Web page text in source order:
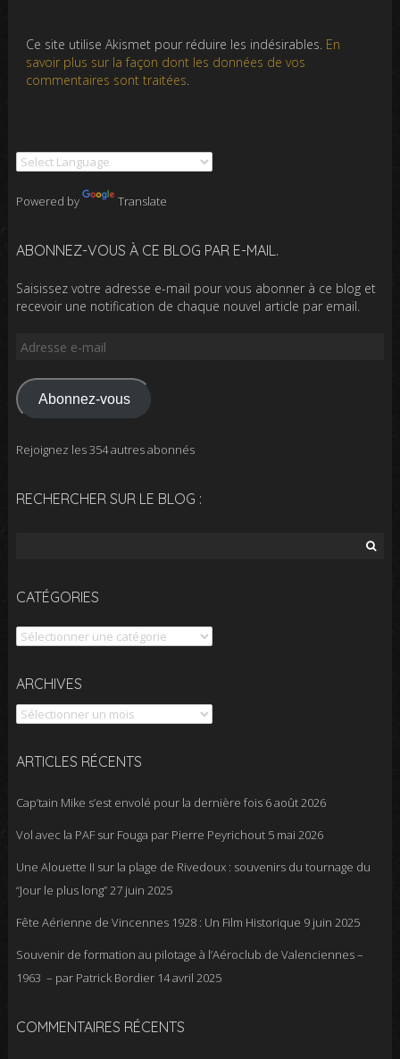
Ce site utilise Akismet pour réduire les indésirables. En
savoir plus sur la façon dont les données de vos
commentaires sont traitées.
Powered by Translate
ABONNEZ-VOUS À CE BLOG PAR E-MAIL.
Saisissez votre adresse e-mail pour vous abonner à ce blog et
recevoir une notification de chaque nouvel article par email.
Adresse
mail
Abonnez-vous
Rejoignez les 354 autres abonnés
RECHERCHER SUR LE BLOG :
CATÉGORIES
Catégories
ARCHIVES
Archives
ARTICLES RÉCENTS
Cap’tain Mike s’est envolé pour la dernière fois 6 août 2026
Vol avec la PAF sur Fouga par Pierre Peyrichout 5 mai 2026
Une Alouette II sur la plage de Rivedoux : souvenirs du tournage du
“Jour le plus long”27 juin 2025
Fête Aérienne de Vincennes 1928 : Un Film Historique 9 juin 2025
Souvenir de formation au pilotage à l’Aéroclub de Valenciennes –
1963 – par Patrick Bordier 14 avril 2025
COMMENTAIRES RÉCENTS